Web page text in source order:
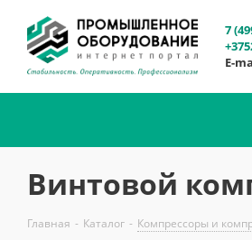
7
E-
Винтовой
Главная - Каталог - Компрессоры и